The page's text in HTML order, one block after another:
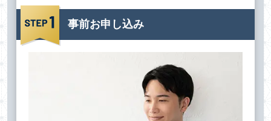
事前お申し込み